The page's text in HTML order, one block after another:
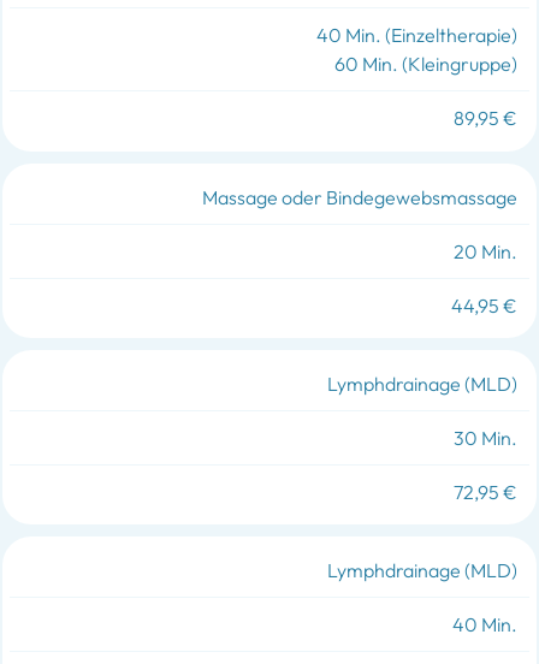
40 Min. (Einzeltherapie)
60 Min. (Kleingruppe)
89,95 €
Massage oder Bindegewebsmassage
20 Min.
44,95 €
Lymphdrainage (MLD)
30 Min.
72,95 €
Lymphdrainage (MLD)
40 Min.